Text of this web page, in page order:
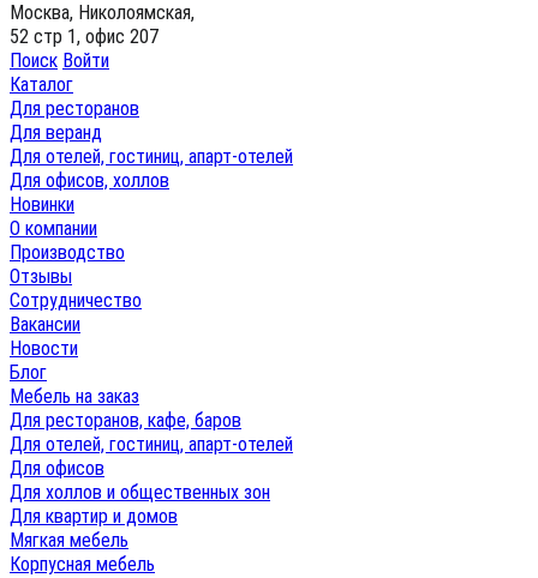
Москва, Николоямская,
52 стр 1, офис 207
Поиск Войти
Каталог
Для ресторанов
Для веранд
Для отелей, гостиниц, апарт-отелей
Для офисов, холлов
Новинки
О компании
Производство
Отзывы
Сотрудничество
Вакансии
Новости
Блог
Мебель на заказ
Для ресторанов, кафе, баров
Для отелей, гостиниц, апарт-отелей
Для офисов
Для холлов и общественных зон
Для квартир и домов
Мягкая мебель
Корпусная мебель